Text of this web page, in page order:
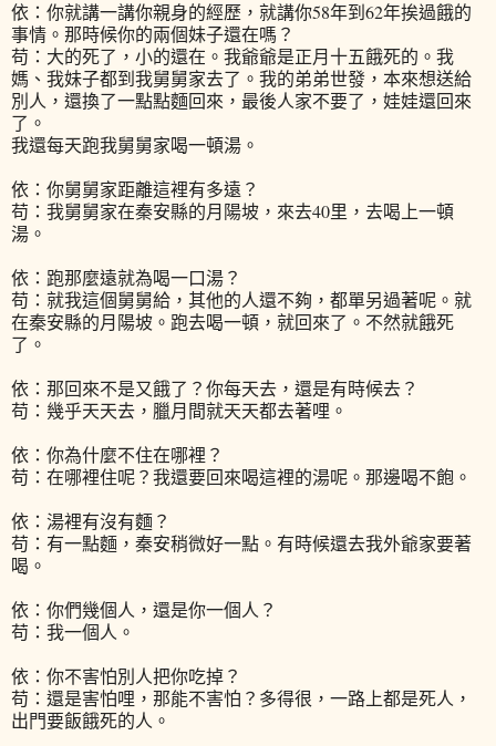
依： 你就講一講你親身的經歷，就講你58年到62年挨過餓的
事情。 那時候你的兩個妹子還在嗎？
苟：大的死了，小的還在。我爺爺是正月十五餓死的。我
媽、我妹子都到我舅舅家去了。我的弟弟世發，本來想送給
別人，還換了一點點麵回來，最後人家不要了，娃娃還回來
了。
我還每天跑我舅舅家喝一頓湯。
依：你舅舅家距離這裡有多遠？
苟：我舅舅家在秦安縣的月陽坡，來去40里，去喝上一頓
湯。
依：跑那麼遠就為喝一口湯？
苟：就我這個舅舅給，其他的人還不夠，都單另過著呢。就
在秦安縣的月陽坡。跑去喝一頓，就回來了。不然就餓死
了。
依：那回來不是又餓了？你每天去，還是有時候去？
苟：幾乎天天去，臘月間就天天都去著哩。
依：你為什麼不住在哪裡？
苟：在哪裡住呢？我還要回來喝這裡的湯呢。那邊喝不飽。
依：湯裡有沒有麵？
苟：有一點麵，秦安稍微好一點。有時候還去我外爺家要著
喝。
依：你們幾個人，還是你一個人？
苟：我一個人。
依：你不害怕別人把你吃掉？
苟：還是害怕哩，那能不害怕？多得很，一路上都是死人，
出門要飯餓死的人。